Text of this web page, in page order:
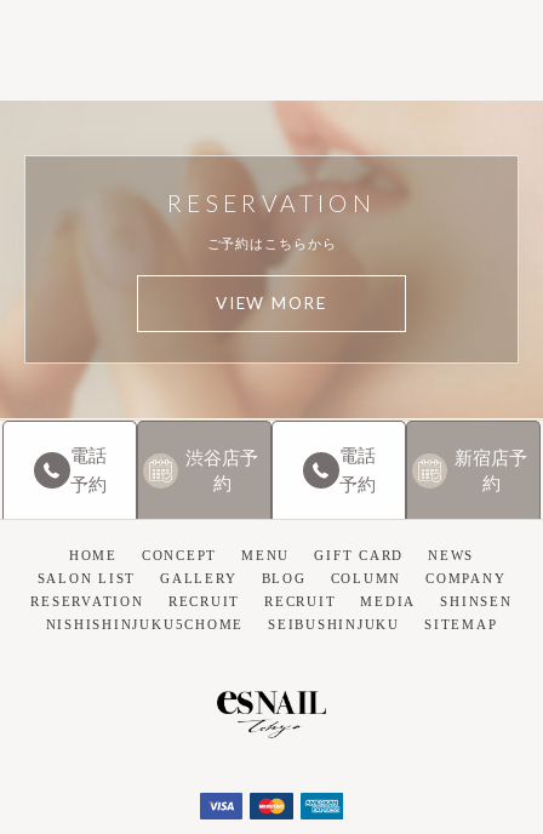
ご予約はこちらから
RESERVATION
VIEW MORE
電話
予約
渋谷店予
約
電話
予約
新宿店予
約
HOME CONCEPT MENU GIFT CARD
NEWS
SALON LIST
GALLERY BLOG COLUMN
COMPANY
RESERVATION
RECRUIT RECRUIT MEDIA
SHINSEN
NISHISHINJUKU5CHOME
SEIBUSHINJUKU SITEMAP